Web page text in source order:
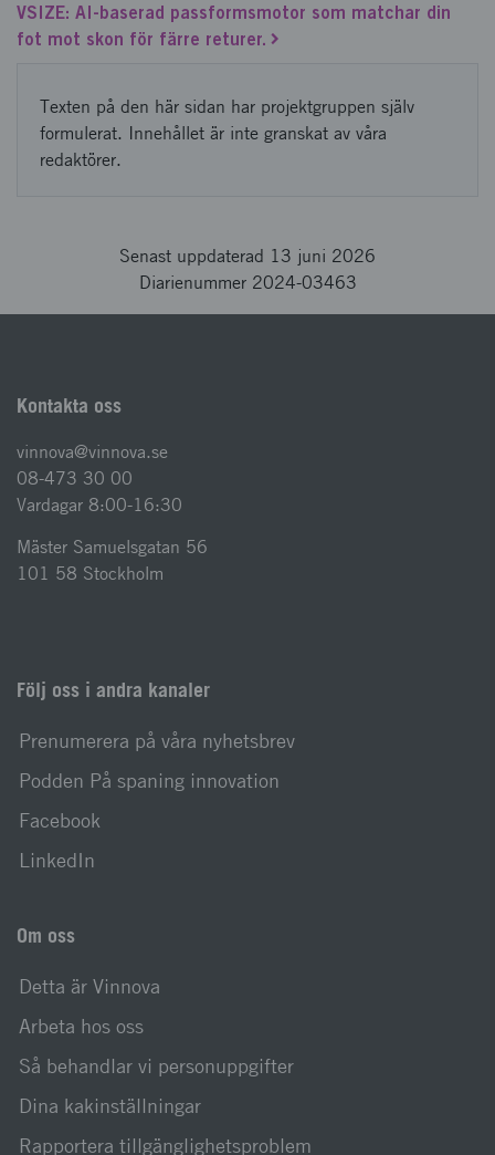
VSIZE: AI-baserad passformsmotor som matchar din
fot mot skon för färre returer.
Texten på den här sidan har projektgruppen själv
formulerat. Innehållet är inte granskat av våra
redaktörer.
Senast uppdaterad 13 juni 2026
Diarienummer 2024-03463
Kontakta oss
vinnova@vinnova.se
08-473 30 00
Vardagar 8:00-16:30
Mäster Samuelsgatan 56
101 58 Stockholm
Följ oss i andra kanaler
Prenumerera på våra nyhetsbrev
Podden På spaning innovation
Facebook
LinkedIn
Om oss
Detta är Vinnova
Arbeta hos oss
Så behandlar vi personuppgifter
Dina kakinställningar
Rapportera tillgänglighetsproblem